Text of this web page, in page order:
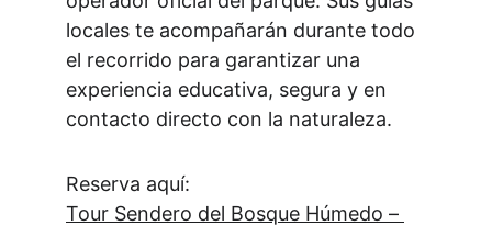
locales te acompañarán durante todo
el recorrido para garantizar una
experiencia educativa, segura y en
contacto directo con la naturaleza.
Reserva aquí:
Tour Sendero del Bosque Húmedo –